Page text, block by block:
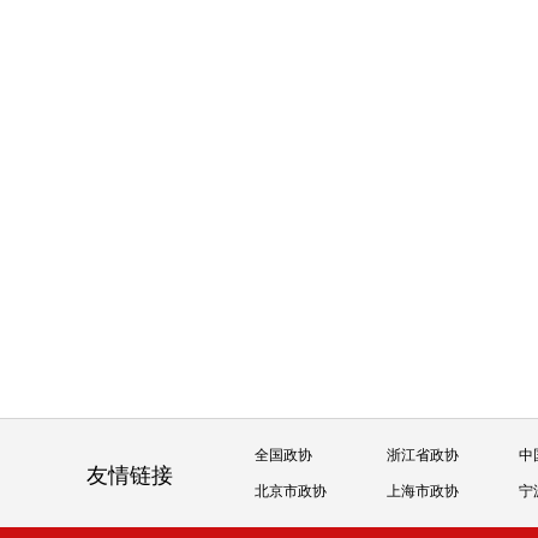
友情链接
全国政协 浙江省政协 中
北京市政协 上海市政协 宁